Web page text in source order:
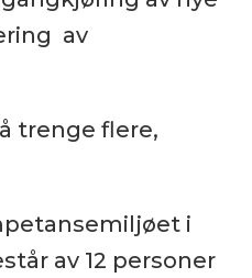
av
trenge flere,
i
av 12 personer